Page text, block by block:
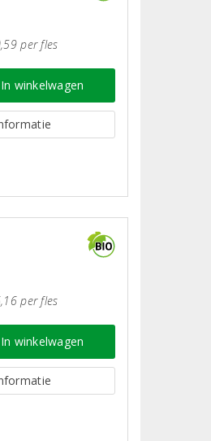
per fles
In winkelwagen
per fles
In winkelwagen